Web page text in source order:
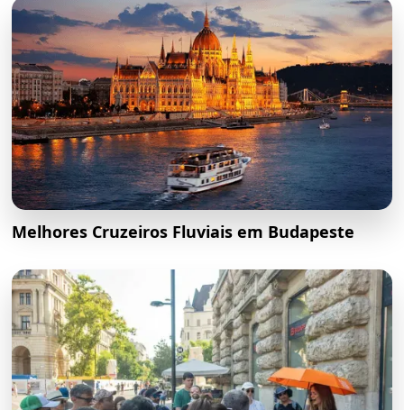
Melhores Cruzeiros Fluviais em Budapeste